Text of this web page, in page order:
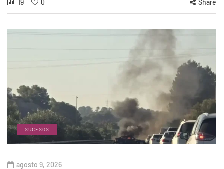
19 0 Share
SUCESOS
agosto 9, 2026